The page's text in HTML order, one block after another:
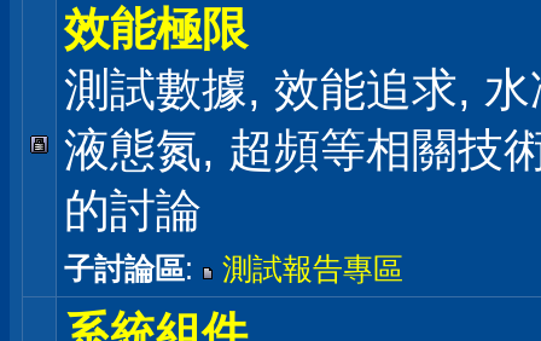
效能極限
測試數據, 效能追求,
液態氮, 超頻等相關技
的討論
子討論區: 測試報告專區